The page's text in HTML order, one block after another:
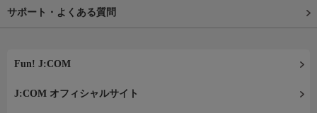
サポート・よくある質問
Fun! J:COM
J:COM オフィシャルサイト